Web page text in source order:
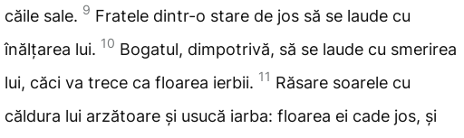
căile sale. 9 Fratele dintr-o stare de jos să se laude cu
înălțarea lui. 10 Bogatul, dimpotrivă, să se laude cu smerirea
lui, căci va trece ca floarea ierbii. 11 Răsare soarele cu
căldura lui arzătoare și usucă iarba: floarea ei cade jos, și